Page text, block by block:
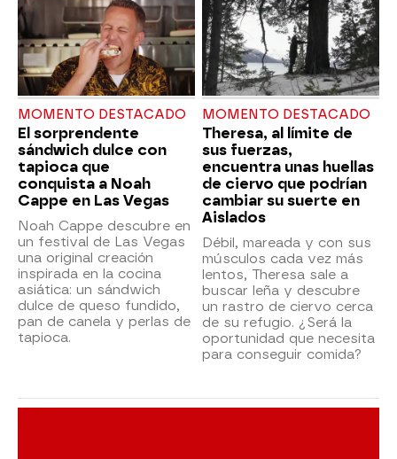
MOMENTO DESTACADO
El sorprendente
sándwich dulce con
tapioca que
conquista a Noah
Cappe en Las Vegas
Noah Cappe descubre en
un festival de Las Vegas
una original creación
inspirada en la cocina
asiática: un sándwich
dulce de queso fundido,
pan de canela y perlas de
tapioca.
MOMENTO DESTACADO
Theresa, al límite de
sus fuerzas,
encuentra unas huellas
de ciervo que podrían
cambiar su suerte en
Aislados
Débil, mareada y con sus
músculos cada vez más
lentos, Theresa sale a
buscar leña y descubre
un rastro de ciervo cerca
de su refugio. ¿Será la
oportunidad que necesita
para conseguir comida?